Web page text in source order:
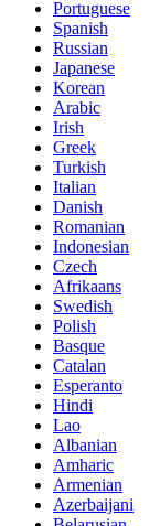
Portuguese
Spanish
Russian
Japanese
Korean
Arabic
Irish
Greek
Turkish
Italian
Danish
Romanian
Indonesian
Czech
Afrikaans
Swedish
Polish
Basque
Catalan
Esperanto
Hindi
Lao
Albanian
Amharic
Armenian
Azerbaijani